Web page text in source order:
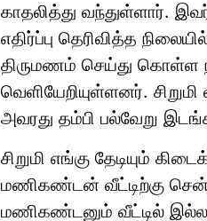
காதலித்து வந்துள்ளார்.
எதிர்ப்பு தெரிவித்த
திருமணம் செய்து கொள்ள
வெளியேறியுள்ளனர்.
அவரது தம்பி பல்வேறு
சிறுமி எங்கு தேடியும்
மணிகண்டன் வீட்டிற்கு
மணிகண்டனும் வீட்டில்